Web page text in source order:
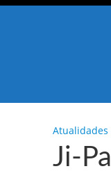
Atualidades
Ji-